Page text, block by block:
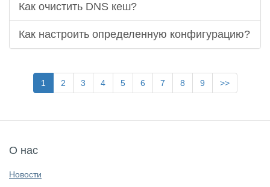
Как очистить DNS кеш?
Как настроить определенную конфигурацию?
1 2 3 4 5 6 7 8 9 >>
О нас
Новости